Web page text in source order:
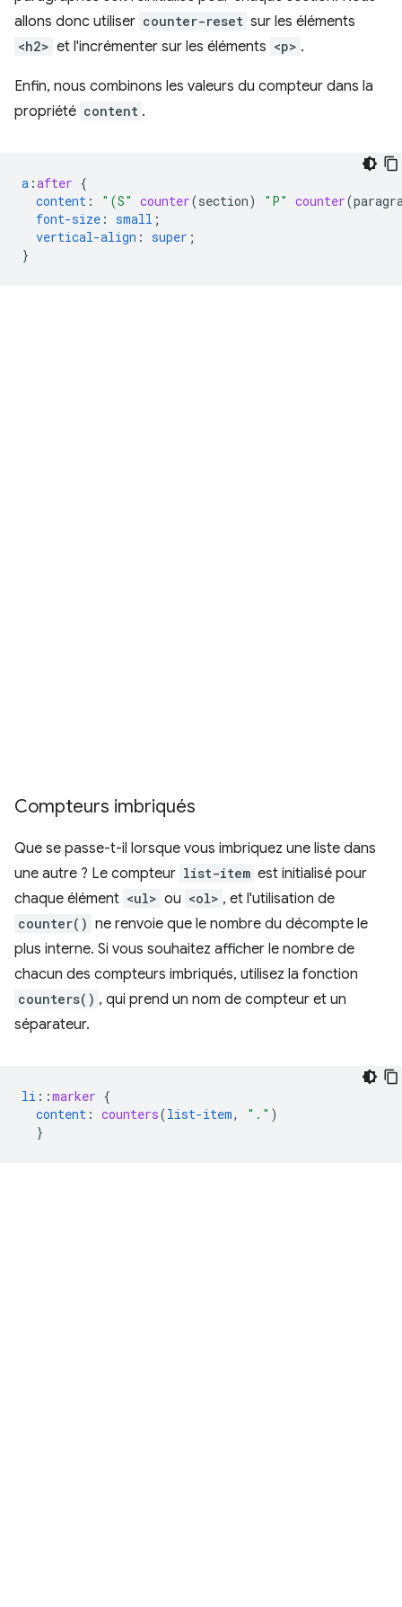
allons donc utiliser counter-reset sur les éléments
<h2> et l'incrémenter sur les éléments <p> .
Enfin, nous combinons les valeurs du compteur dans la
propriété content .
a :after {
content : "(S" counter(section) "P" counter(
font-size : small ;
vertical-align : super ;
}
Compteurs imbriqués
Que se passe-t-il lorsque vous imbriquez une liste dans
une autre ? Le compteur list-item est initialisé pour
chaque élément <ul> ou <ol> , et l'utilisation de
counter() ne renvoie que le nombre du décompte le
plus interne. Si vous souhaitez afficher le nombre de
chacun des compteurs imbriqués, utilisez la fonction
counters() , qui prend un nom de compteur et un
séparateur.
li ::marker {
content : counters(list-item, "." )
}